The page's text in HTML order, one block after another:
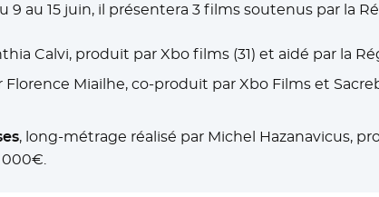
au 15 juin, il présentera 3 films soutenus par la
Calvi, produit par Xbo films (31) et aidé par la
Miailhe, co-produit par Xbo Films et
, long-métrage réalisé par Michel Hazanavicus,
000€.